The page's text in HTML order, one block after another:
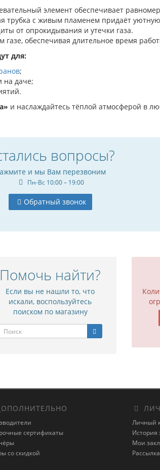
элемент обеспечивает
трубка с живым пламенем придаёт
от опрокидывания и утечки газа.
газе, обеспечивая длительное время
для:
;
на даче;
и наслаждайтесь тёплой атмосферой в
вопросы?
и мы Вам перезвоним
Пн-Вс 10:00 – 19:00
Обратный звонок
Помочь найти?
Если вы не нашли то, что
искали, воспользуйтесь
поиском по магазину
сертификаты
со скидкой
Личный
История
Мои